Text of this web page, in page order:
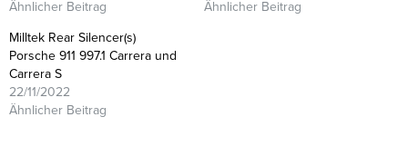
Ähnlicher Beitrag
Ähnlicher Beitrag
Milltek Rear Silencer(s)
Porsche 911 997.1 Carrera und
Carrera S
22/11/2022
Ähnlicher Beitrag